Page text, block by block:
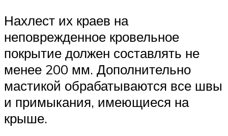
Нахлест их краев на
неповрежденное кровельное
покрытие должен составлять не
менее 200 мм. Дополнительно
мастикой обрабатываются все швы
и примыкания, имеющиеся на
крыше.